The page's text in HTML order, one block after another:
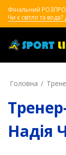
Фінальний
Чи є світло та
Головна
Надія